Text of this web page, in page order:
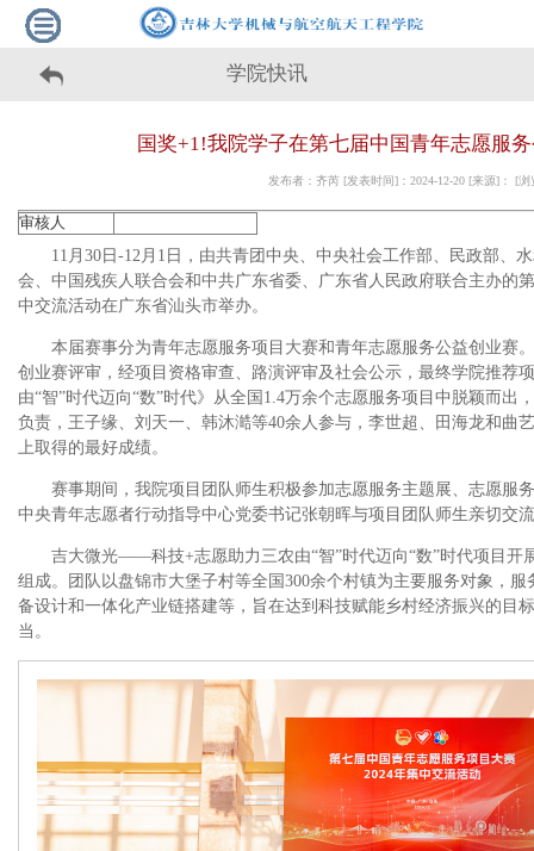
学院快讯
国奖+1!我院学子在第七届中国青年志愿服
发布者：齐芮 [发表时间]：2024-12-20 [来源]： [
审核人
11月30日-12月1日，由共青团中央、中央社会工作部、民政部、
会、中国残疾人联合会和中共广东省委、广东省人民政府联合主办的
中交流活动在广东省汕头市举办。
本届赛事分为青年志愿服务项目大赛和青年志愿服务公益创业赛
创业赛评审，经项目资格审查、路演评审及社会公示，最终学院推
由“智”时代迈向“数”时代》从全国1.4万余个志愿服务项目中脱颖而出
负责，王子缘、刘天一、韩沐澔等40余人参与，李世超、田海龙和曲
上取得的最好成绩。
赛事期间，我院项目团队师生积极参加志愿服务主题展、志愿服
中央青年志愿者行动指导中心党委书记张朝晖与项目团队师生亲切交
吉大微光——科技+志愿助力三农由“智”时代迈向“数”时代项目开
组成。团队以盘锦市大堡子村等全国300余个村镇为主要服务对象，
备设计和一体化产业链搭建等，旨在达到科技赋能乡村经济振兴的目
当。